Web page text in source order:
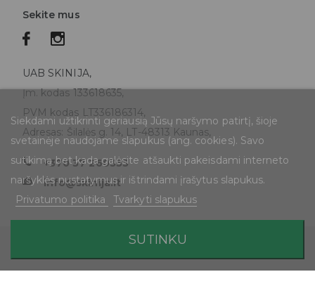
Siekdami užtikrinti geriausią Jūsų naršymo patirtį, šioje
svetainėje naudojame slapukus (ang. cookies). Savo
sutikimą bet kada galėsite atšaukti pakeisdami interneto
naršyklės nustatymus ir ištrindami įrašytus slapukus.
Privatumo politika
Tvarkyti slapukus
SUTINKU
Sekite mus
UAB SKINIJA,
Įm. kodas 133618635,
PVM kodas LT336186314,
Adresas: Šilalės g. 14, LT-48313 Kaunas,
+370 37 260353
info@skinija.lt